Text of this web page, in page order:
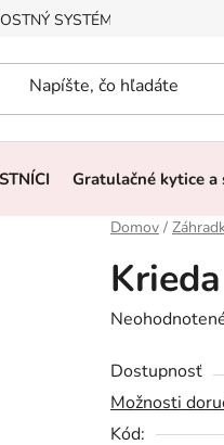
SYSTÉM, ZĽAVY
Gratulačné kytice a
Domov /
Priemerné
produktu
je
0,0
Dostupnosť
Možnosti
Kód: